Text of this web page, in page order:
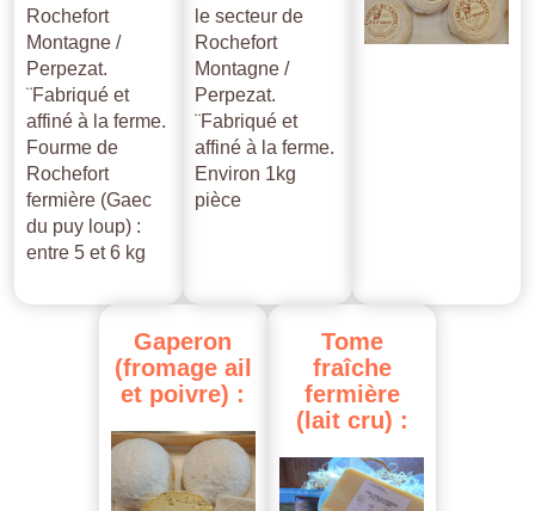
Rochefort
Montagne /
Perpezat.
¨Fabriqué et
affiné à la ferme.
Fourme de
Rochefort
fermière (Gaec
du puy loup) :
entre 5 et 6 kg
le secteur de
Rochefort
Montagne /
Perpezat.
¨Fabriqué et
affiné à la ferme.
Environ 1kg
pièce
Gaperon
(fromage ail
et poivre) :
Tome
fraîche
fermière
(lait cru) :